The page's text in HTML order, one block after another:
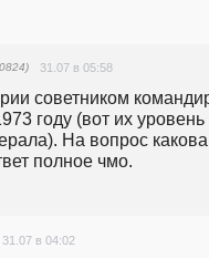
31.07 в 05:58
советником
году (вот их уровень
На вопрос какова
полное чмо.
31.07 в 04:02